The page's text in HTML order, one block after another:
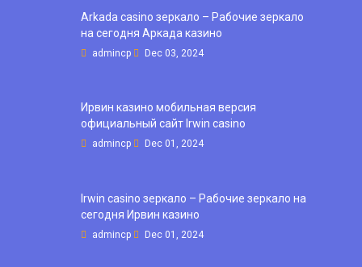
Arkada casino зеркало – Рабочие зеркало
на сегодня Аркада казино
admincp Dec 03, 2024
Ирвин казино мобильная версия
официальный сайт Irwin casino
admincp Dec 01, 2024
Irwin casino зеркало – Рабочие зеркало на
сегодня Ирвин казино
admincp Dec 01, 2024